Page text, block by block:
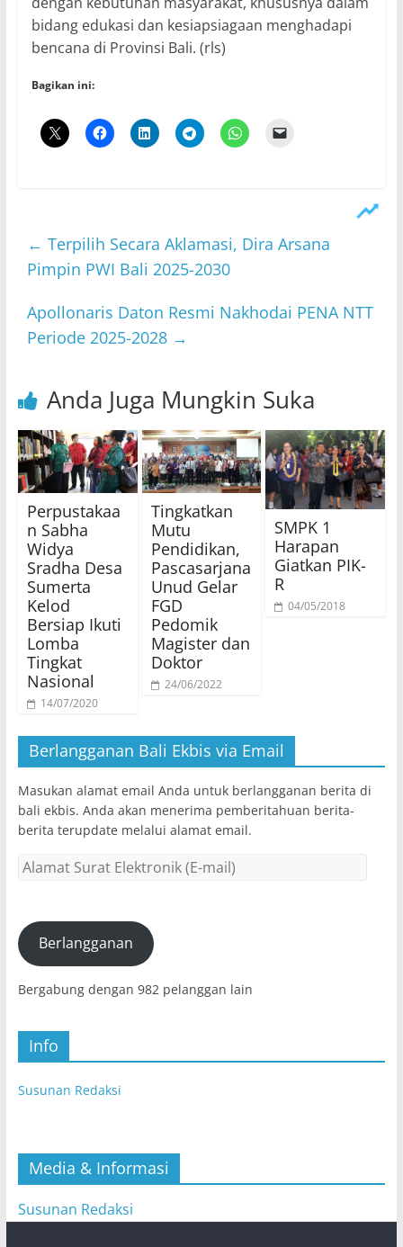
bidang edukasi dan kesiapsiagaan menghadapi
bencana di Provinsi Bali. (rls)
Bagikan ini:
← Terpilih Secara Aklamasi, Dira Arsana
Pimpin PWI Bali 2025-2030
​Apollonaris Daton Resmi Nakhodai PENA NTT
Periode 2025-2028 →
Anda Juga Mungkin Suka
Perpustakaa
n Sabha
Widya
Sradha Desa
Sumerta
Kelod
Bersiap Ikuti
Lomba
Tingkat
Nasional
14/07/2020
Tingkatkan
Mutu
Pendidikan,
Pascasarjana
Unud Gelar
FGD
Pedomik
Magister dan
Doktor
24/06/2022
SMPK 1
Harapan
Giatkan PIK-
R
04/05/2018
Berlangganan Bali Ekbis via Email
Masukan alamat email Anda untuk berlangganan berita di
bali ekbis. Anda akan menerima pemberitahuan berita-
berita terupdate melalui alamat email.
Alamat
(E-
mail)Berlangganan
Bergabung dengan 982 pelanggan lain
Info
Susunan Redaksi
Media & Informasi
Susunan Redaksi